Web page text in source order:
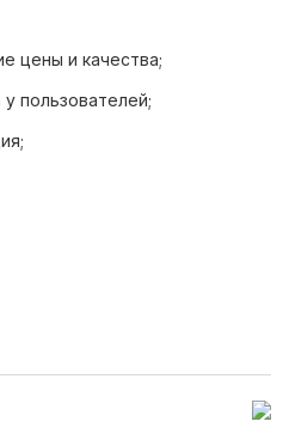
цены и качества;
пользователей;